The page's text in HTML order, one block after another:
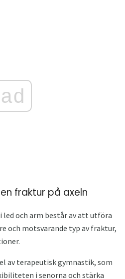
ad
fraktur på axeln
och arm består av att utföra
och motsvarande typ av fraktur,
av terapeutisk gymnastik, som
i senorna och stärka